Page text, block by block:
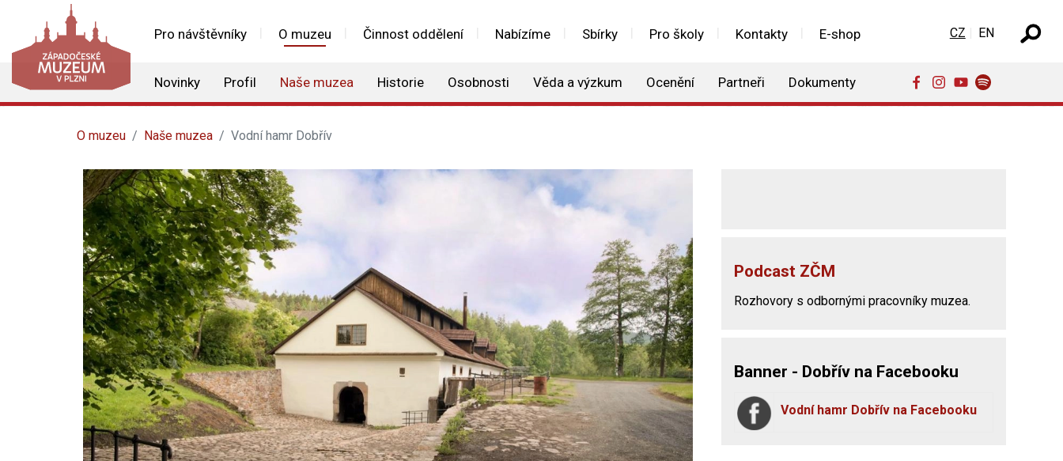
Pro návštěvníky O muzeu Činnost oddělení Nabízíme Sbírky Pro školy Kontakty E-shop
Novinky Profil Naše muzea Historie Osobnosti Věda a výzkum Ocenění Partneři Dokumenty
Zvolte jazyk
CZ EN
O muzeu Naše muzea Vodní hamr Dobřív
Podcast ZČM
Rozhovory s odbornými pracovníky muzea.
Banner - Dobřív na Facebooku
Vodní hamr Dobřív na Facebooku